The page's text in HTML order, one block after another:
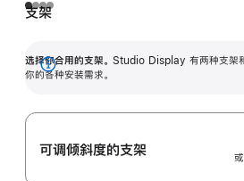
支架
选择你合用的支架。 Studio Display 有两种支架
你的各种安装需求。
展
可调倾斜度的支架